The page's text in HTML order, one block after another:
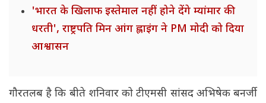
'भारत के खिलाफ इस्तेमाल नहीं होने देंगे म्यांमार की
धरती', राष्ट्रपति मिन आंग ह्लाइंग ने PM मोदी को दिया
आश्वासन
गौरतलब है कि बीते शनिवार को टीएमसी सांसद अभिषेक बनर्जी